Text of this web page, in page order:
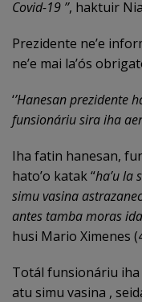
Covid-19 ’’, haktuir
Prezidente ne’e
ne’e mai la’ós
‘’Hanesan prezidente
funsionáriu sira iha
Iha fatin hanesan,
hato’o katak “ha’u la
simu vasina
antes tamba moras
husi Mario Ximenes
Totál funsionáriu
atu simu vasina ,